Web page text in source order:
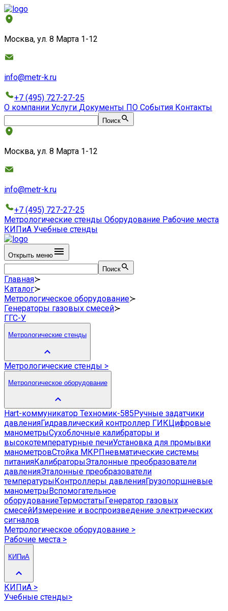
Москва, ул. 8 Марта 1-12
info@metr-k.ru
+7 (495) 727-27-25
О компании Услуги Документы ПО События Контакты
Поиск
Москва, ул. 8 Марта 1-12
info@metr-k.ru
+7 (495) 727-27-25
Метрологические стенды Оборудование Рабочие места
КИПиА Учебные стенды
Открыть меню
Поиск
Главная≻
Каталог≻
Метрологическое оборудование≻
Генераторы газовых смесей≻
ГГС-У
Метрологические стенды
Метрологические стенды >
Метрологическое оборудование
Hart-коммуникатор Техномик-585 Ручные задатчики
давленияГидравлический контроллер ГИКЦифровые
манометрыСухоблочные калибраторы и
высокотемпературные печиУстановка для промывки
манометровСтойка МКР Пневматические системы
питанияКалибраторыЭталонные преобразователи
давленияЭталонные преобразователи
температуры Контроллеры давленияГрузопоршневые
манометры Вспомогательное
оборудованиеТермостаты Генератор газовых
смесейИзмерение и воспроизведение электрических
сигналов
Метрологическое оборудование >
Рабочие места >
КИПиА
КИПиА >
Учебные стенды>